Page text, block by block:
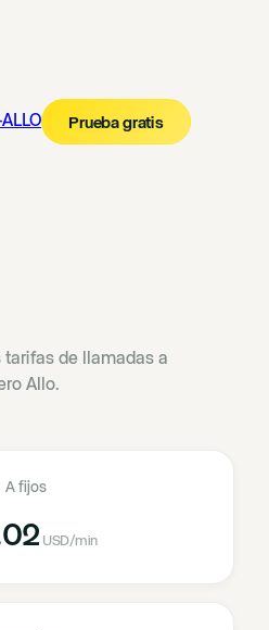
Prueba gratis
de llamadas a
Allo.
A fijos
USD/min